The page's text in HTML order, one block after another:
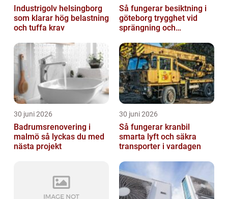
Industrigolv helsingborg
som klarar hög belastning
och tuffa krav
Så fungerar besiktning i
göteborg trygghet vid
sprängning och
30 juni 2026
Badrumsrenovering i
malmö så lyckas du med
nästa projekt
30 juni 2026
Så fungerar kranbil
smarta lyft och säkra
transporter i vardagen